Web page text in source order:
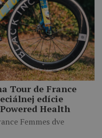
Tour de France
edície
Health
Femmes dve